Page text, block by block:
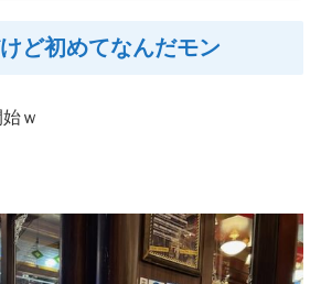
ど初めてなんだモン
ｗ